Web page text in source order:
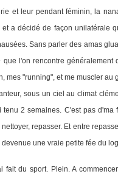
et leur pendant féminin, la
a décidé de façon unilatérale
Sans parler des amas
que l'on rencontre
mes "running", et me muscler
sous un ciel au climat
tenu 2 semaines. C'est pas
repasser. Et entre
une vraie petite fée du
fait du sport. Plein. A